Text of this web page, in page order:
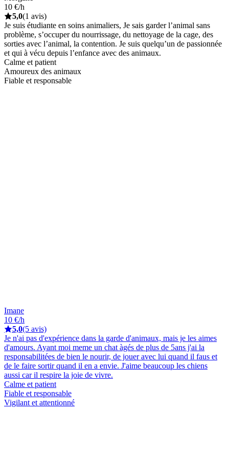
10 €/h
5,0(1 avis)
Je suis étudiante en soins animaliers, Je sais garder l’animal sans
problème, s’occuper du nourrissage, du nettoyage de la cage, des
sorties avec l’animal, la contention. Je suis quelqu’un de passionnée
et qui à vécu depuis l’enfance avec des animaux.
Calme et patient
Amoureux des animaux
Fiable et responsable
Imane
10 €/h
5,0(5 avis)
Je n'ai pas d'expérience dans la garde d'animaux, mais je les aimes
d'amours. Ayant moi meme un chat àgés de plus de 5ans j'ai la
responsabilitées de bien le nourir, de jouer avec lui quand il faus et
de le faire sortir quand il en a envie. J'aime beaucoup les chiens
aussi car il respire la joie de vivre.
Calme et patient
Fiable et responsable
Vigilant et attentionné